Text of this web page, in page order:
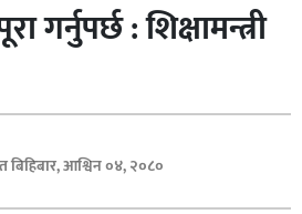
गर्नुपर्छ : शिक्षामन्त्री
बिहिबार, आश्विन ०४, २०८०